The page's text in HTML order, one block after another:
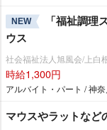
NEW
「福祉調
ウス
社会福祉法人旭風会/上白
時給1,300円
アルバイト・パート / 神
マウスやラットなど